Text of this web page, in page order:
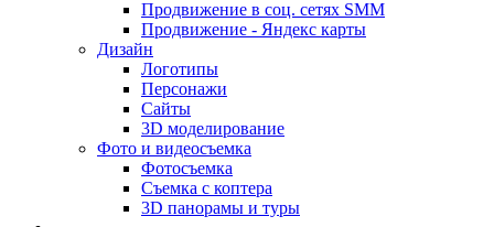
Продвижение в соц. сетях SMM
Продвижение - Яндекс карты
Дизайн
Логотипы
Персонажи
Сайты
3D моделирование
Фото и видеосъемка
Фотосъемка
Съемка с коптера
3D панорамы и туры